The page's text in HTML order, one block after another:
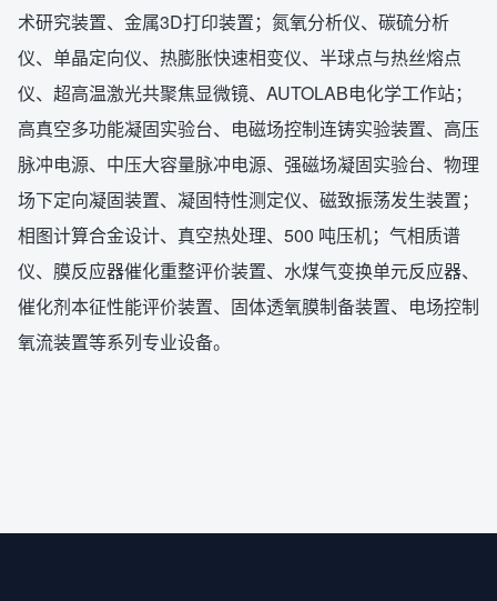
术研究装置、金属3D打印装置；氮氧分析仪、碳硫分析
仪、单晶定向仪、热膨胀快速相变仪、半球点与热丝熔点
仪、超高温激光共聚焦显微镜、AUTOLAB电化学工作站；
高真空多功能凝固实验台、电磁场控制连铸实验装置、高压
脉冲电源、中压大容量脉冲电源、强磁场凝固实验台、物理
场下定向凝固装置、凝固特性测定仪、磁致振荡发生装置；
相图计算合金设计、真空热处理、500 吨压机；气相质谱
仪、膜反应器催化重整评价装置、水煤气变换单元反应器、
催化剂本征性能评价装置、固体透氧膜制备装置、电场控制
氧流装置等系列专业设备。